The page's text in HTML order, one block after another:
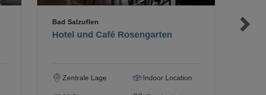
Hotel und Café Rosengarten
Bad Salzuflen
Zentrale Lage Indoor Location